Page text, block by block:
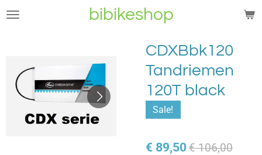
Ga
hoofdinhoud
bibikeshop
CDXBbk120
Tandriemen
120T black
Sale!
€ 89,50 € 106,00